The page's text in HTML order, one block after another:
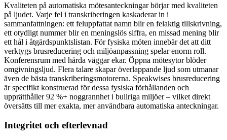
Kvaliteten på automatiska mötesanteckningar börjar med kvaliteten
på ljudet. Varje fel i transkriberingen kaskaderar in i
sammanfattningen: ett feluppfattat namn blir en felaktig tillskrivning,
ett otydligt nummer blir en meningslös siffra, en missad mening blir
ett hål i åtgärdspunktslistan. För fysiska möten innebär det att ditt
verktygs brusreducering och miljöanpassning spelar enorm roll.
Konferensrum med hårda väggar ekar. Öppna mötesytor blöder
omgivningsljud. Flera talare skapar överlappande ljud som utmanar
även de bästa transkriberingsmotorerna. Speakwises brusreducering
är specifikt konstruerad för dessa fysiska förhållanden och
upprätthåller 92 %+ noggrannhet i bullriga miljöer – vilket direkt
översätts till mer exakta, mer användbara automatiska anteckningar.
Integritet och efterlevnad